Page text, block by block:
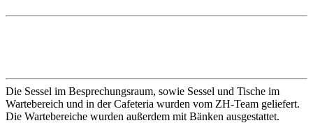
Die Sessel im Besprechungsraum, sowie Sessel und Tische im
Wartebereich und in der Cafeteria wurden vom ZH-Team geliefert.
Die Wartebereiche wurden außerdem mit Bänken ausgestattet.